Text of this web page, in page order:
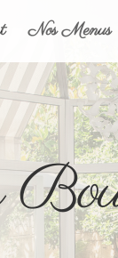
Nos Menus